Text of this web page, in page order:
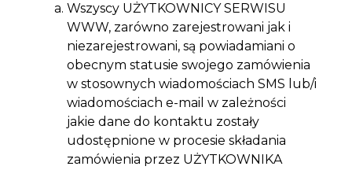
Wszyscy UŻYTKOWNICY SERWISU
WWW, zarówno zarejestrowani jak i
niezarejestrowani, są powiadamiani o
obecnym statusie swojego zamówienia
w stosownych wiadomościach SMS lub/i
wiadomościach e-mail w zależności
jakie dane do kontaktu zostały
udostępnione w procesie składania
zamówienia przez UŻYTKOWNIKA